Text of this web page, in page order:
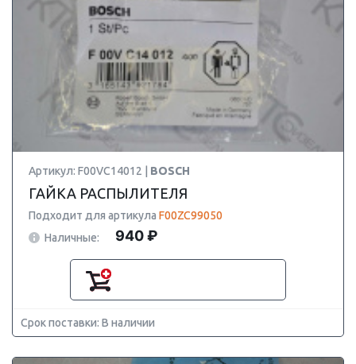
Артикул: F00VC14012 | BOSCH
ГАЙКА РАСПЫЛИТЕЛЯ
Подходит для артикула F00ZC99050
Наличные:
940 ₽
Срок поставки: В наличии